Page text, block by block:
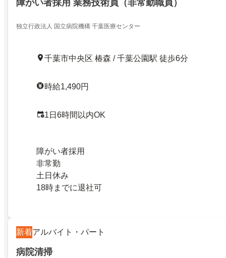
障がい者採用 業務技術員（非常勤職員）
独立行政法人 国立病院機構 千葉医療センター
千葉市中央区 椿森 / 千葉公園駅 徒歩6分
時給1,490円
1日6時間以内OK
障がい者採用
非常勤
土日休み
18時までに退社可
新着アルバイト・パート
病院清掃